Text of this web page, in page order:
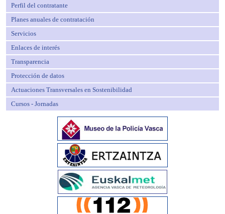
Perfil del contratante
Planes anuales de contratación
Servicios
Enlaces de interés
Transparencia
Protección de datos
Actuaciones Transversales en Sostenibilidad
Cursos - Jornadas